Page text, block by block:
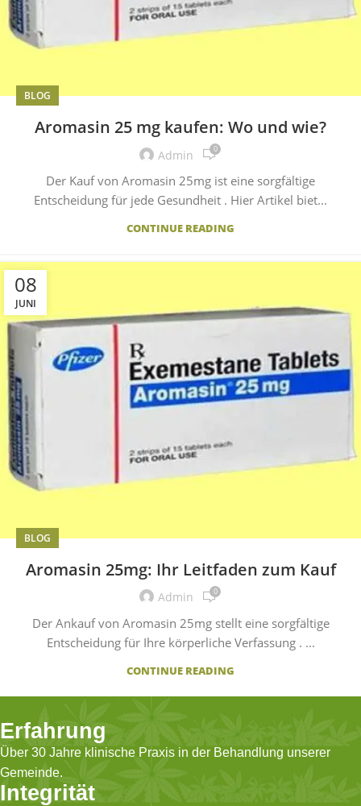
BLOG
Aromasin 25 mg kaufen: Wo und wie?
Admin 0
Der Kauf von Aromasin 25mg ist eine sorgfältige
Entscheidung für jede Gesundheit . Hier Artikel biet...
CONTINUE READING
08
JUNI
BLOG
Aromasin 25mg: Ihr Leitfaden zum Kauf
Admin 0
Der Ankauf von Aromasin 25mg stellt eine sorgfältige
Entscheidung für Ihre körperliche Verfassung . ...
CONTINUE READING
Erfahrung
Über 30 Jahre klinische Praxis in der Behandlung unserer
Gemeinde.
Integrität